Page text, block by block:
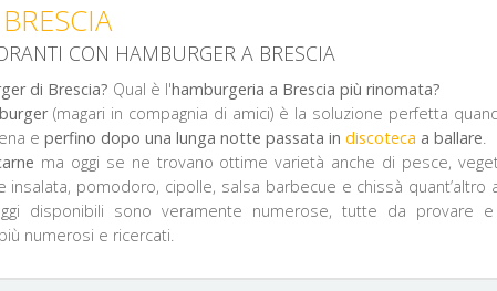
CON HAMBURGER A BRESCIA
di Brescia? Qual è l'hamburgeria a Brescia più rinomata?
(magari in compagnia di amici) è la soluzione perfetta
e perfino dopo una lunga notte passata in discoteca a ballare.
ma oggi se ne trovano ottime varietà anche di pesce,
insalata, pomodoro, cipolle, salsa barbecue e chissà quant’altro
disponibili sono veramente numerose, tutte da provare
numerosi e ricercati.